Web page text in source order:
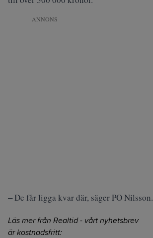
ANNONS
‒ De får ligga kvar där, säger PO Nilsson.
Läs mer från Realtid - vårt nyhetsbrev
är kostnadsfritt: